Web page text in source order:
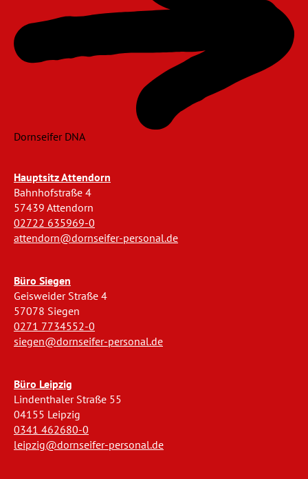
Dornseifer DNA
Hauptsitz Attendorn
Bahnhofstraße 4
57439 Attendorn
02722 635969-0
attendorn@dornseifer-personal.de
Büro Siegen
Geisweider Straße 4
57078 Siegen
0271 7734552-0
siegen@dornseifer-personal.de
Büro Leipzig
Lindenthaler Straße 55
04155 Leipzig
0341 462680-0
leipzig@dornseifer-personal.de